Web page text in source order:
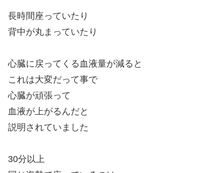
長時間座っていたり
背中が丸まっていたり
心臓に戻ってくる血液量が減ると
これは大変だって事で
心臓が頑張って
血液が上がるんだと
説明されていました
30分以上